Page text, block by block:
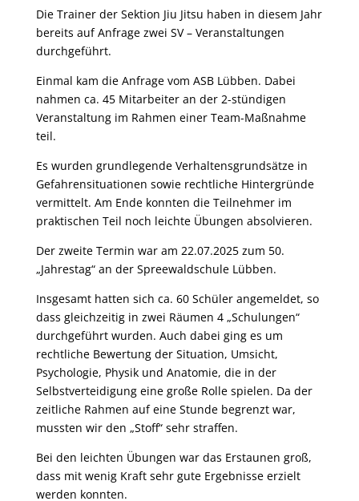
Die Trainer der Sektion Jiu Jitsu haben in diesem Jahr
bereits auf Anfrage zwei SV – Veranstaltungen
durchgeführt.
Einmal kam die Anfrage vom ASB Lübben. Dabei
nahmen ca. 45 Mitarbeiter an der 2-stündigen
Veranstaltung im Rahmen einer Team-Maßnahme
teil.
Es wurden grundlegende Verhaltensgrundsätze in
Gefahrensituationen sowie rechtliche Hintergründe
vermittelt. Am Ende konnten die Teilnehmer im
praktischen Teil noch leichte Übungen absolvieren.
Der zweite Termin war am 22.07.2025 zum 50.
„Jahrestag“ an der Spreewaldschule Lübben.
Insgesamt hatten sich ca. 60 Schüler angemeldet, so
dass gleichzeitig in zwei Räumen 4 „Schulungen“
durchgeführt wurden. Auch dabei ging es um
rechtliche Bewertung der Situation, Umsicht,
Psychologie, Physik und Anatomie, die in der
Selbstverteidigung eine große Rolle spielen. Da der
zeitliche Rahmen auf eine Stunde begrenzt war,
mussten wir den „Stoff“ sehr straffen.
Bei den leichten Übungen war das Erstaunen groß,
dass mit wenig Kraft sehr gute Ergebnisse erzielt
werden konnten.